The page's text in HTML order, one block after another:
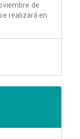
de
realizará en